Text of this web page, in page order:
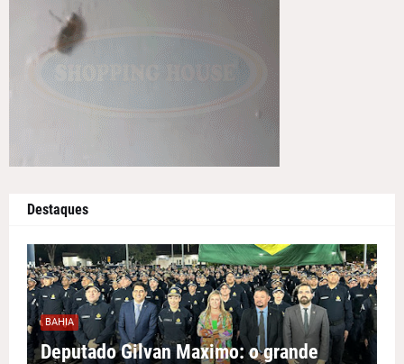
Destaques
BAHIA
Deputado Gilvan Maximo: o grande